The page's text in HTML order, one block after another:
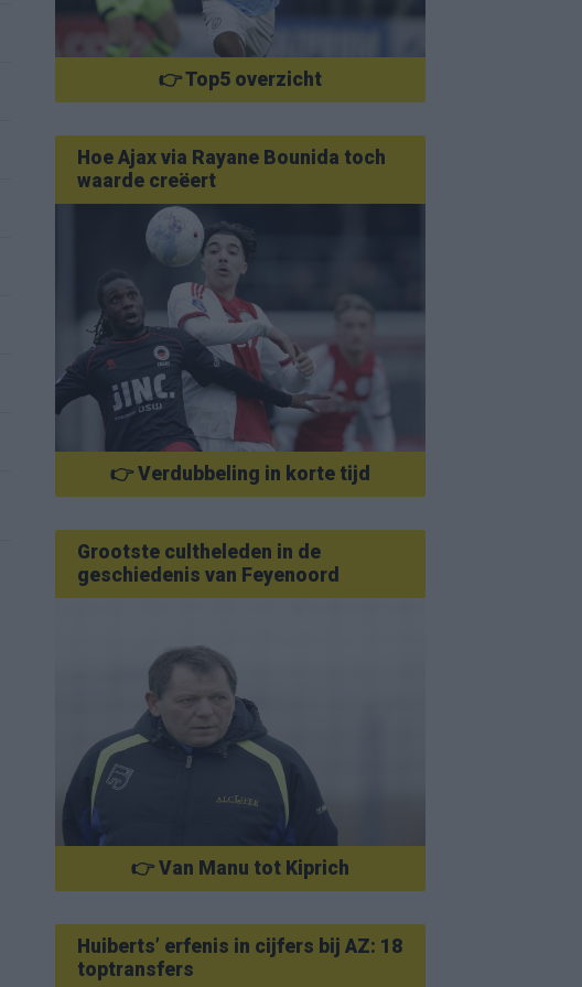
👉 Top5 overzicht
Hoe Ajax via Rayane Bounida toch
waarde creëert
👉 Verdubbeling in korte tijd
Grootste cultheleden in de
geschiedenis van Feyenoord
👉 Van Manu tot Kiprich
Huiberts’ erfenis in cijfers bij AZ: 18
toptransfers